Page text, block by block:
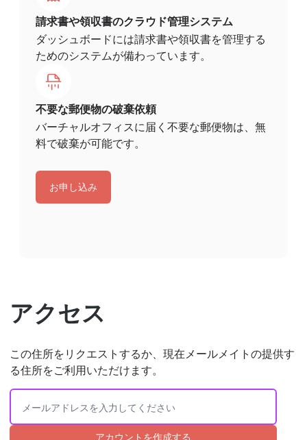
請求書や領収書のクラウド管理システム
ダッシュボードには請求書や領収書を管理する
ためのシステムが備わっています。
不要な郵便物の破棄依頼
バーチャルオフィスに届く不要な郵便物は、無
料で破棄が可能です。
お申し込み
アクセス
この住所をリクエストするか、現在メールメイトの提供す
る住所をご利用いただけます。
アカウントを作成する